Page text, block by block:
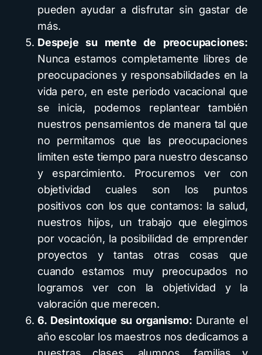
pueden ayudar a disfrutar sin gastar de
más.
Despeje su mente de preocupaciones:
Nunca estamos completamente libres de
preocupaciones y responsabilidades en la
vida pero, en este periodo vacacional que
se inicia, podemos replantear también
nuestros pensamientos de manera tal que
no permitamos que las preocupaciones
limiten este tiempo para nuestro descanso
y esparcimiento. Procuremos ver con
objetividad cuales son los puntos
positivos con los que contamos: la salud,
nuestros hijos, un trabajo que elegimos
por vocación, la posibilidad de emprender
proyectos y tantas otras cosas que
cuando estamos muy preocupados no
logramos ver con la objetividad y la
valoración que merecen.
6. Desintoxique su organismo: Durante el
año escolar los maestros nos dedicamos a